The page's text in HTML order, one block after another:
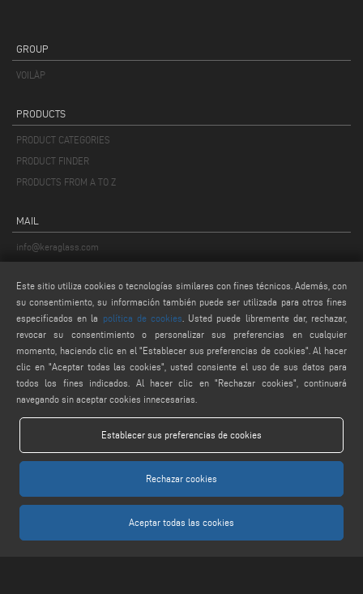
GROUP
VOILÀP
PRODUCTS
PRODUCT CATEGORIES
PRODUCT FINDER
PRODUCTS FROM A TO Z
MAIL
info@keraglass.com
webmaster@emmegi.com
LEGALS
PRIVACY POLICY
COOKIE POLICY
Este sitio utiliza cookies o tecnologías similares con fines técnicos. Además, con
su consentimiento, su información también puede ser utilizada para otros fines
especificados en la
política de cookies . Usted puede libremente dar, rechazar,
revocar su consentimiento o personalizar sus preferencias en cualquier
momento, haciendo clic en el "Establecer sus preferencias de cookies". Al hacer
clic en "Aceptar todas las cookies", usted consiente el uso de sus datos para
todos los fines indicados. Al hacer clic en "Rechazar cookies", continuará
navegando sin aceptar cookies innecesarias.
Establecer sus preferencias de cookies
Rechazar cookies
Aceptar todas las cookies